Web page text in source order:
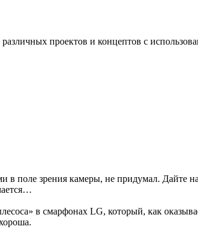
проектов и концептов с
в поле зрения камеры, не придумал. Дайте
в смарфонах LG, который, как